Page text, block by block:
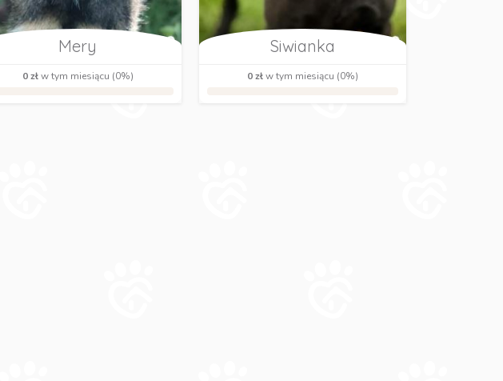
Mery
0 złw tym miesiącu (0%)
Siwianka
0 złw tym miesiącu (0%)